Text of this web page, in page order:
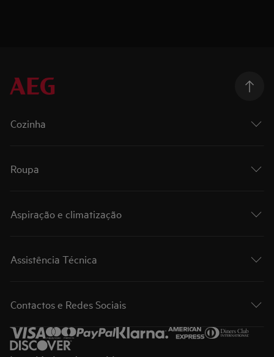
Cozinha
Roupa
Aspiração e climatização
Assistência Técnica
Contactos e Redes Sociais